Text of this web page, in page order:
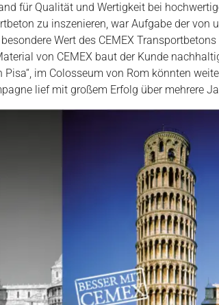
für Qualität und Wertigkeit bei
zu inszenieren, war Aufgabe der von
besondere Wert des CEMEX
von CEMEX baut der Kunde
Pisa“, im Colosseum von Rom könnten
lief mit großem Erfolg über mehrere